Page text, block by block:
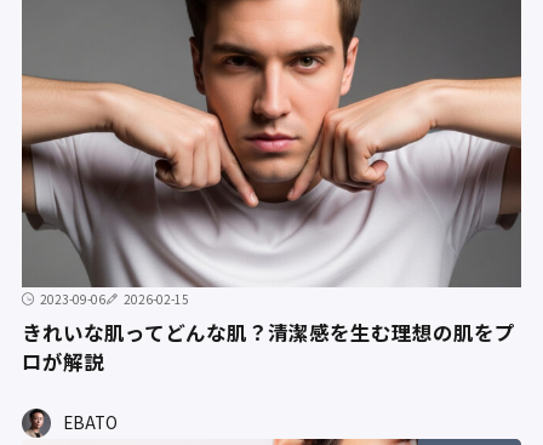
2023-09-06 2026-02-15
きれいな肌ってどんな肌？清潔感を生む理想の肌をプ
ロが解説
EBATO